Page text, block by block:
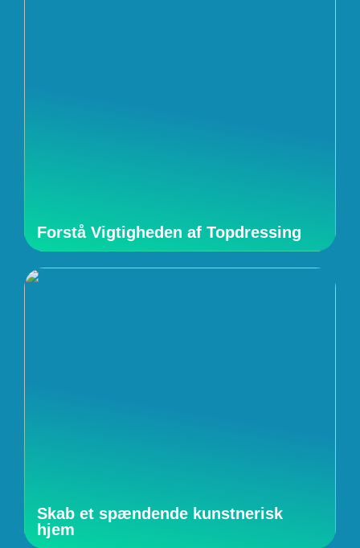
Forstå Vigtigheden af Topdressing
Skab et spændende kunstnerisk
hjem